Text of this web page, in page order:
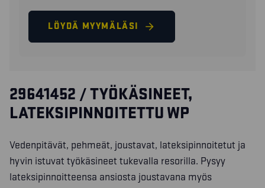
LÖYDÄ MYYMÄLÄSI
29641452 / TYÖKÄSINEET,
LATEKSIPINNOITETTU WP
Vedenpitävät, pehmeät, joustavat, lateksipinnoitetut ja
hyvin istuvat työkäsineet tukevalla resorilla. Pysyy
lateksipinnoitteensa ansiosta joustavana myös